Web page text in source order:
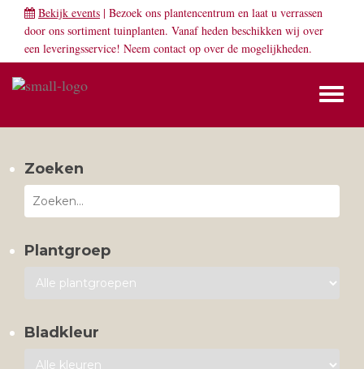
Bekijk events | Bezoek ons plantencentrum en laat u verrassen
door ons sortiment tuinplanten. Vanaf heden beschikken wij over
een leveringsservice! Neem contact op over de mogelijkheden.
Zoeken
Plantgroep
Bladkleur